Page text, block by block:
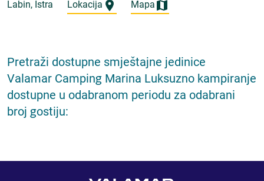
Labin, Istra Lokacija Mapa
Pretraži dostupne smještajne jedinice
Valamar Camping Marina Luksuzno kampiranje
dostupne u odabranom periodu za odabrani
broj gostiju: